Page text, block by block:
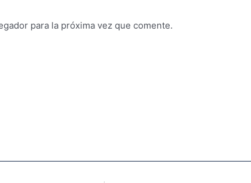
para la próxima vez que comente.